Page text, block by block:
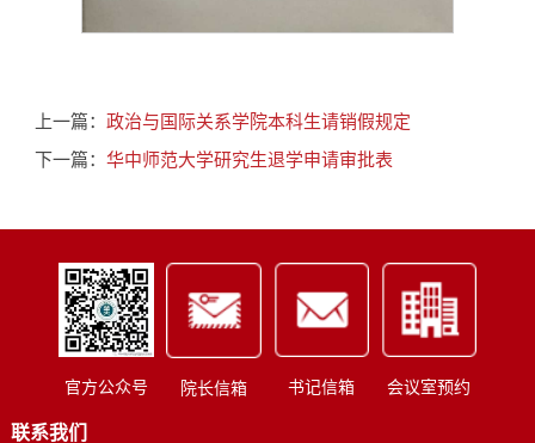
上一篇： 政治与国际关系学院本科生请销假规定
下一篇： 华中师范大学研究生退学申请审批表
官方公众号 院长信箱 书记信箱 会议室预约
联系我们